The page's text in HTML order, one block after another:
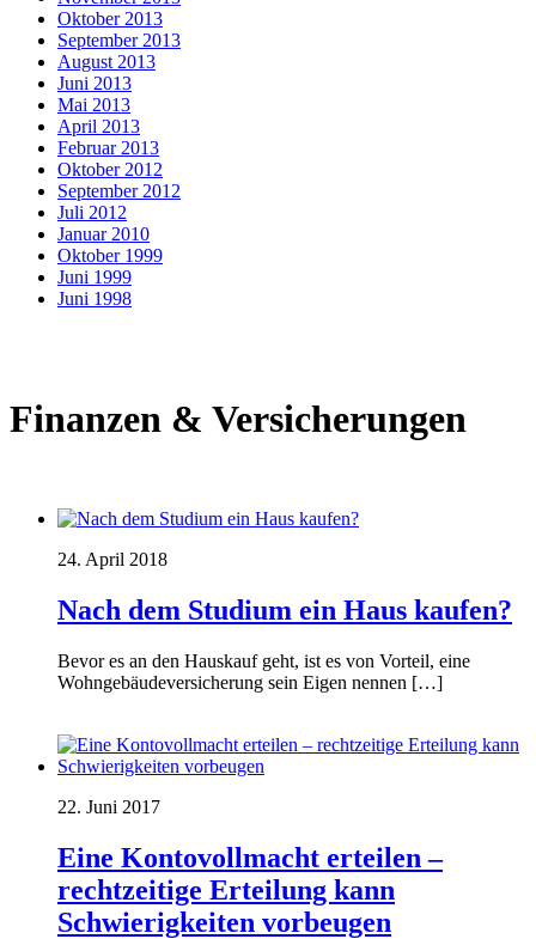
Oktober 2013
September 2013
August 2013
Juni 2013
Mai 2013
April 2013
Februar 2013
Oktober 2012
September 2012
Juli 2012
Januar 2010
Oktober 1999
Juni 1999
Juni 1998
Finanzen & Versicherungen
24. April 2018
Nach dem Studium ein Haus kaufen?
Bevor es an den Hauskauf geht, ist es von Vorteil, eine
Wohngebäudeversicherung sein Eigen nennen […]
22. Juni 2017
Eine Kontovollmacht erteilen –
rechtzeitige Erteilung kann
Schwierigkeiten vorbeugen